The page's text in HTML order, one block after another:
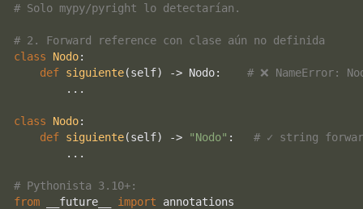
# Solo mypy/pyright lo detectarían.
# 2. Forward reference con clase aún no definida
class
Nodo:
def siguiente(self) -> Nodo: # ❌ NameError:
        ...
class Nodo:
def siguiente(self) -> "Nodo" : # ✓ string
        ...
# Pythonista 3.10+:
from __future__ import